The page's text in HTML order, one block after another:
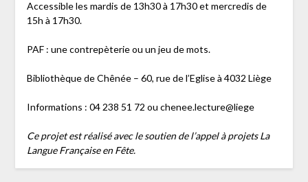
Accessible les mardis de 13h30 à 17h30 et mercredis de
15h à 17h30.
PAF : une contrepèterie ou un jeu de mots.
Bibliothèque de Chênée – 60, rue de l’Eglise à 4032 Liège
Informations : 04 238 51 72 ou chenee.lecture@liege
Ce projet est réalisé avec le soutien de l’appel à projets La
Langue Française en Fête.